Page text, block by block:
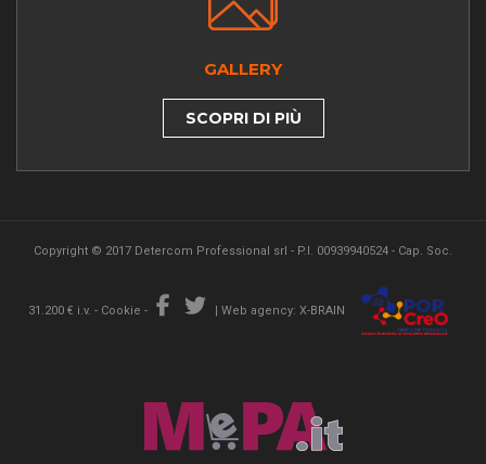
GALLERY
SCOPRI DI PIÙ
Copyright © 2017 Detercom Professional srl - P.I. 00939940524 - Cap. Soc.
31.200 € i.v. - Cookie - | Web agency: X-BRAIN